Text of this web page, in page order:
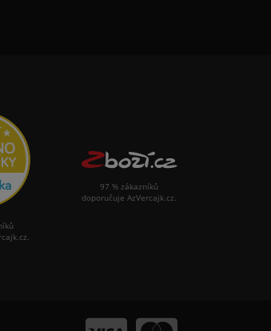
97 % zákazníků
doporučuje AzVercajk.cz.